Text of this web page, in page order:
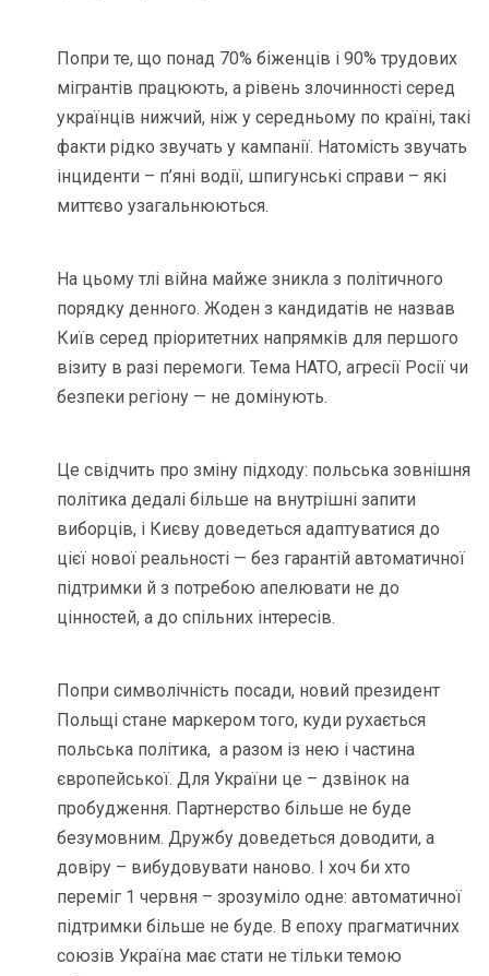
Попри те, що понад 70% біженців і 90% трудових
мігрантів працюють, а рівень злочинності серед
українців нижчий, ніж у середньому по країні, такі
факти рідко звучать у кампанії. Натомість звучать
інциденти – п’яні водії, шпигунські справи – які
миттєво узагальнюються.
На цьому тлі війна майже зникла з політичного
порядку денного. Жоден з кандидатів не назвав
Київ серед пріоритетних напрямків для першого
візиту в разі перемоги. Тема НАТО, агресії Росії чи
безпеки регіону — не домінують.
Це свідчить про зміну підходу: польська зовнішня
політика дедалі більше на внутрішні запити
виборців, і Києву доведеться адаптуватися до
цієї нової реальності — без гарантій автоматичної
підтримки й з потребою апелювати не до
цінностей, а до спільних інтересів.
Попри символічність посади, новий президент
Польщі стане маркером того, куди рухається
польська політика, а разом із нею і частина
європейської. Для України це – дзвінок на
пробудження. Партнерство більше не буде
безумовним. Дружбу доведеться доводити, а
довіру – вибудовувати наново. І хоч би хто
переміг 1 червня – зрозуміло одне: автоматичної
підтримки більше не буде. В епоху прагматичних
союзів Україна має стати не тільки темою